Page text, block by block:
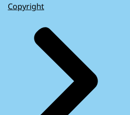
Copyright